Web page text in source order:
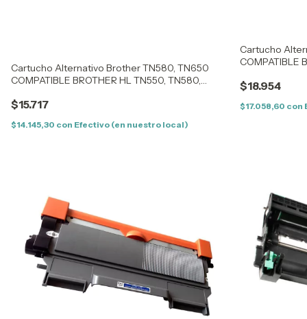
Cartucho Alternativo Brother TN580, TN650
COMPATIBLE BROTHER HL TN550, TN580,
$15.717
$14.145,30 con Efectivo (en nuestro local)
Cartucho
COMPATIBLE
$18.954
$17.058,60 con